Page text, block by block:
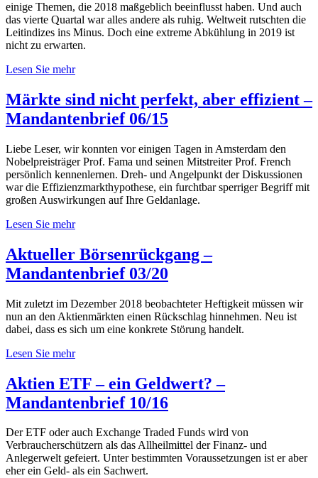
einige Themen, die 2018 maßgeblich beeinflusst haben. Und auch
das vierte Quartal war alles andere als ruhig. Weltweit rutschten die
Leitindizes ins Minus. Doch eine extreme Abkühlung in 2019 ist
nicht zu erwarten.
Lesen Sie mehr
Märkte sind nicht perfekt, aber effizient –
Mandantenbrief 06/15
Liebe Leser, wir konnten vor einigen Tagen in Amsterdam den
Nobelpreisträger Prof. Fama und seinen Mitstreiter Prof. French
persönlich kennenlernen. Dreh- und Angelpunkt der Diskussionen
war die Effizienzmarkthypothese, ein furchtbar sperriger Begriff mit
großen Auswirkungen auf Ihre Geldanlage.
Lesen Sie mehr
Aktueller Börsenrückgang –
Mandantenbrief 03/20
Mit zuletzt im Dezember 2018 beobachteter Heftigkeit müssen wir
nun an den Aktienmärkten einen Rückschlag hinnehmen. Neu ist
dabei, dass es sich um eine konkrete Störung handelt.
Lesen Sie mehr
Aktien ETF – ein Geldwert? –
Mandantenbrief 10/16
Der ETF oder auch Exchange Traded Funds wird von
Verbraucherschützern als das Allheilmittel der Finanz- und
Anlegerwelt gefeiert. Unter bestimmten Voraussetzungen ist er aber
eher ein Geld- als ein Sachwert.